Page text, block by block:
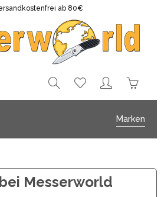
ab 80€
Gratisversand sichern!
Marken
Messerworld